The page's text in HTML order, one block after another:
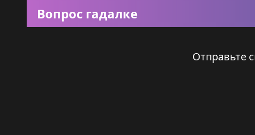
Вопрос гадалке
Отправьте